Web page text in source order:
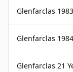
Glenfarclas
Glenfarclas
Glenfarclas 21